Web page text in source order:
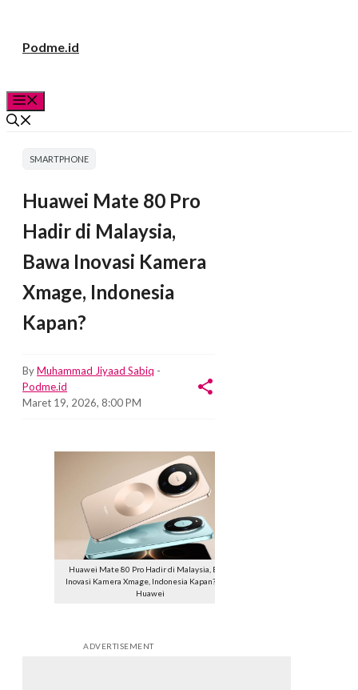
Podme.id
SMARTPHONE
Huawei Mate 80 Pro
Hadir di Malaysia,
Bawa Inovasi Kamera
Xmage, Indonesia
Kapan?
ByMuhammad Jiyaad Sabiq -
Podme.id
Maret 19, 2026, 8:00 PM
Huawei Mate 80 Pro Hadir di Malaysia, Bawa
Inovasi Kamera Xmage, Indonesia Kapan? Foto:
Huawei
ADVERTISEMENT